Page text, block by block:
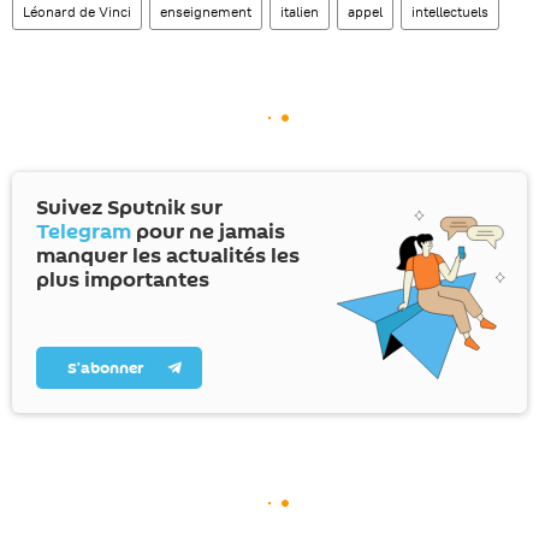
Léonard de Vinci enseignement italien appel intellectuels
Suivez Sputnik sur
Telegram pour ne jamais
manquer les actualités les
plus importantes
S’abonner